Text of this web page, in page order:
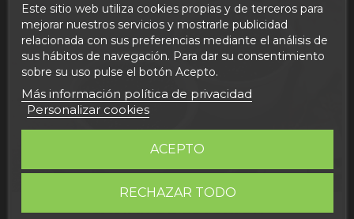
CAVIAR DE ESTURION
Este sitio web utiliza cookies propias y de terceros para
mejorar nuestros servicios y mostrarle publicidad
relacionada con sus preferencias mediante el análisis de
sus hábitos de navegación. Para dar su consentimiento
sobre su uso pulse el botón Acepto.
Más información política de privacidad
Personalizar cookies
RECHAZAR TODO
ACEPTO